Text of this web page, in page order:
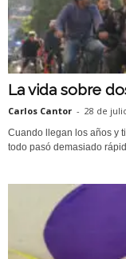
La vida sobre
Carlos Cantor - 28 de
Cuando llegan los años y
todo pasó demasiado